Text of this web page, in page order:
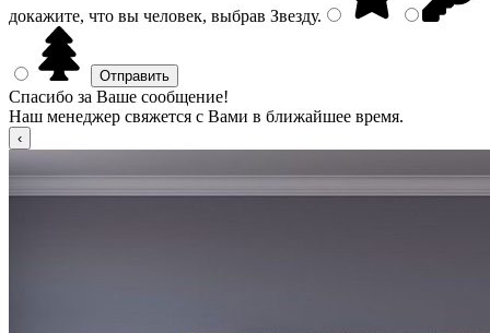
докажите, что вы человек, выбрав Звезду.
Спасибо за Ваше сообщение!
Наш менеджер свяжется с Вами в ближайшее время.